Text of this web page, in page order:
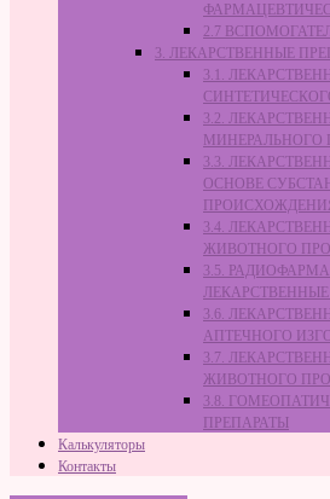
2.7
3. ЛЕКАРСТВЕННЫЕ
3.1.
3.2.
МИНЕРАЛЬНОГО
3.3.
ОСНОВЕ
3.4.
ЖИВОТНОГО
3.5.
ЛЕКАРСТВЕННЫЕ
3.6.
АПТЕЧНОГО
3.7.
ЖИВОТНОГО
3.8.
ПРЕПАРАТЫ
Калькуляторы
Контакты